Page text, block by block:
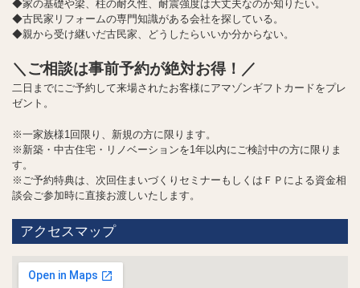
◆家の基礎や梁、柱の耐久性、耐震強度は大丈夫なのか知りたい。
◆古民家リフォームの専門知識がある会社を探している。
◆親から受け継いだ古民家、どうしたらいいか分からない。
＼ご相談は事前予約が絶対お得！／
二日までにご予約して来場されたお客様にアマゾンギフトカードをプレ
ゼント。
※一家族様1回限り、新規の方に限ります。
※新築・中古住宅・リノベーションを1年以内にご検討中の方に限りま
す。
※ご予約特典は、次回住まいづくりセミナーもしくはＦＰによる資金相
談会ご参加時に直接お渡しいたします。
アクセスマップ